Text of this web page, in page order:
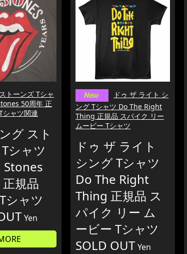
トーンズ Tシャ
50周年 正
シャツ関連
グ スト
シャツ
Stones
規品
シャツ
Yen
ドゥ ザ ライト シ
ング Tシャツ Do The Right
Thing 正規品 スパイク リー
ムービー Tシャツ
ドゥ ザ ライト
シング Tシャツ
Do The Right
Thing 正規品 ス
パイク リー ム
ービー Tシャツ
SOLD OUT Yen